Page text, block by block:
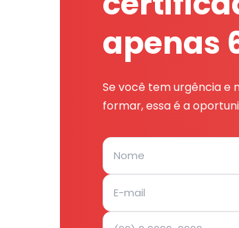
apenas
Se você tem urgência e
formar, essa é a